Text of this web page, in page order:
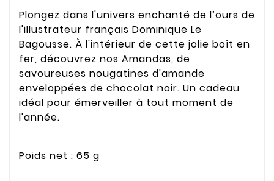
Plongez dans l'univers enchanté de l’ours de
l'illustrateur français Dominique Le
Bagousse. À l'intérieur de cette jolie boît en
fer, découvrez nos Amandas, de
savoureuses nougatines d'amande
enveloppées de chocolat noir. Un cadeau
idéal pour émerveiller à tout moment de
l'année.
Poids net : 65 g